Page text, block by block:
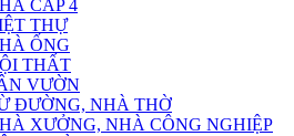
CẤP 4
THỰ
ỐNG
THẤT
VƯỜN
ĐƯỜNG, NHÀ THỜ
XƯỞNG, NHÀ CÔNG NGHIỆP